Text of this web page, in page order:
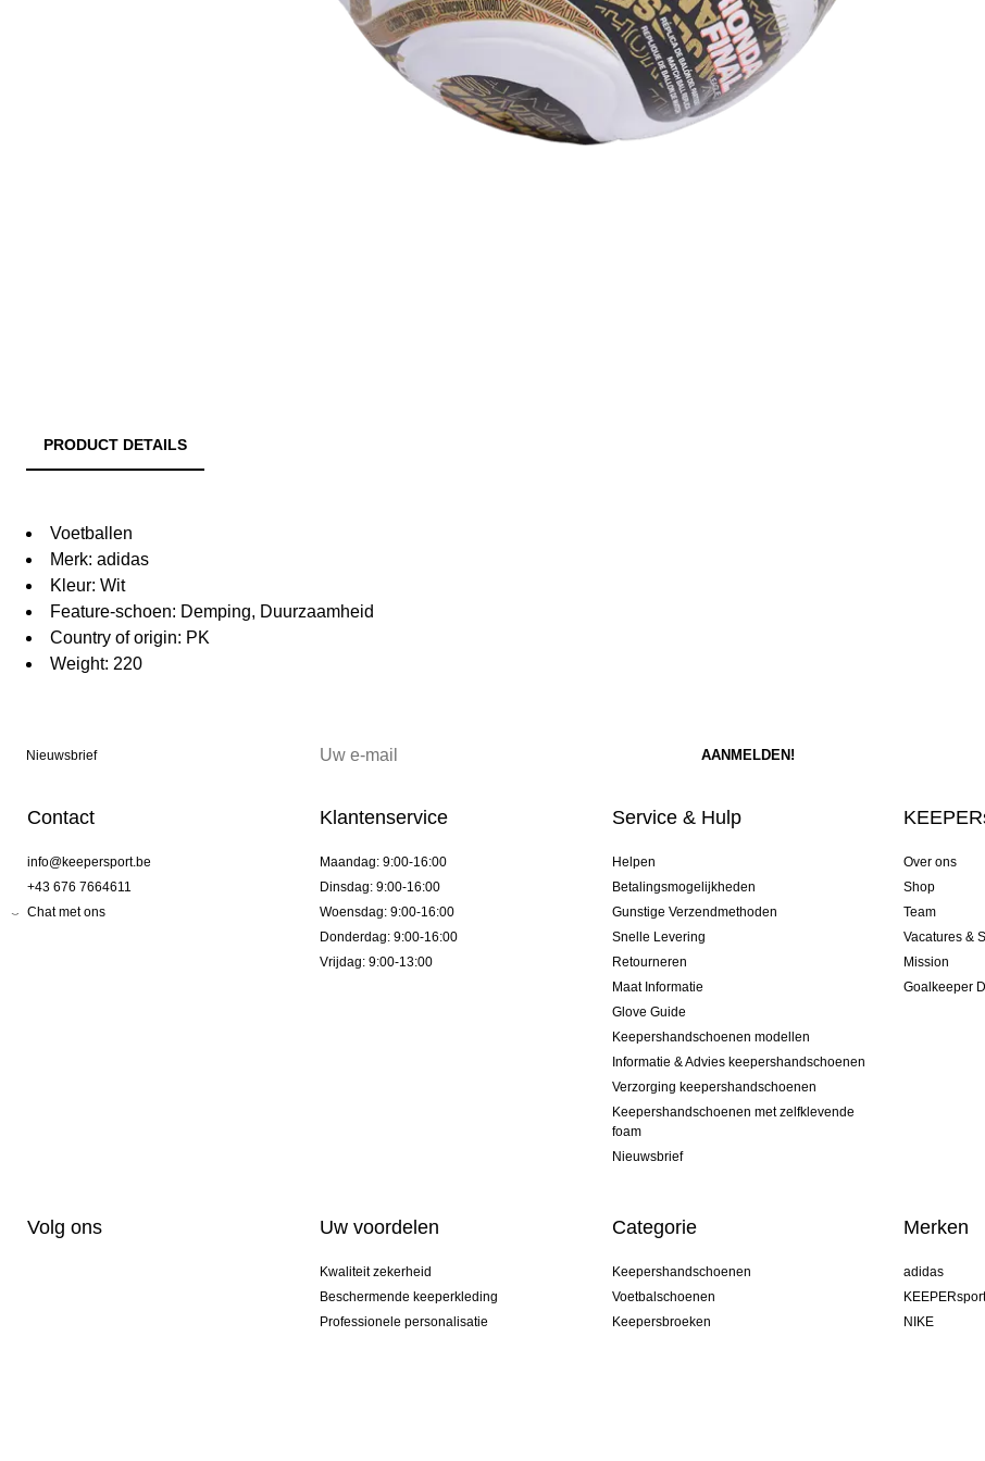
PRODUCT DETAILS
Voetballen
Merk: adidas
Kleur: Wit
Feature-schoen: Demping, Duurzaamheid
Country of origin: PK
Weight: 220
Nieuwsbrief
Contact
info@keepersport.be
+43 676 7664611
Chat met ons
Klantenservice
Maandag: 9:00-16:00
Dinsdag: 9:00-16:00
Woensdag: 9:00-16:00
Donderdag: 9:00-16:00
Vrijdag: 9:00-13:00
Service & Hulp
Helpen
Betalingsmogelijkheden
Gunstige Verzendmethoden
Snelle Levering
Retourneren
Maat Informatie
Glove Guide
Keepershandschoenen modellen
Informatie & Advies keepershandschoenen
Verzorging keepershandschoenen
Keepershandschoenen met zelfklevende
foam
Nieuwsbrief
Over ons
Shop
Team
Vacatures &
Mission
Goalkeeper
Volg ons Uw voordelen
Kwaliteit zekerheid
Beschermende keeperkleding
Professionele personalisatie
Categorie
Keepershandschoenen
Voetbalschoenen
Keepersbroeken
Merken
adidas
NIKE